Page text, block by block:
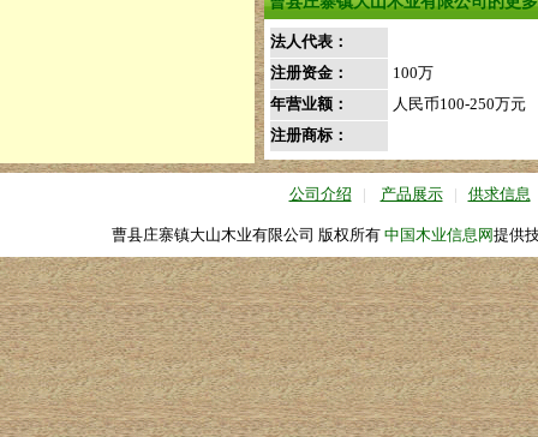
法人代表：
注册资金：
100万
年营业额：
人民币100-250万元
注册商标：
公司介绍 | 产品展示 | 供求信息
曹县庄寨镇大山木业有限公司 版权所有 中国木业信息网提供